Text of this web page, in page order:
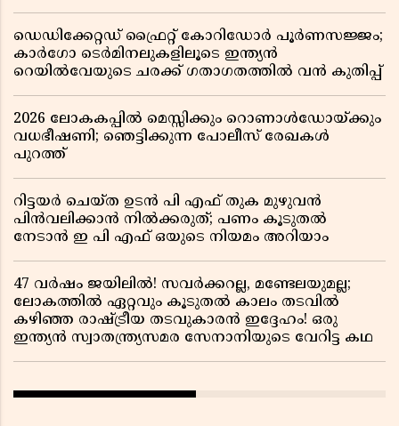
ഡെഡിക്കേറ്റഡ് ഫ്രൈറ്റ് കോറിഡോർ പൂർണസജ്ജം;
കാർഗോ ടെർമിനലുകളിലൂടെ ഇന്ത്യൻ
റെയിൽവേയുടെ ചരക്ക് ഗതാഗതത്തിൽ വൻ കുതിപ്പ്
2026 ലോകകപ്പിൽ മെസ്സിക്കും റൊണാൾഡോയ്ക്കും
വധഭീഷണി; ഞെട്ടിക്കുന്ന പോലീസ് രേഖകൾ
പുറത്ത്
റിട്ടയർ ചെയ്ത ഉടൻ പി എഫ് തുക മുഴുവൻ
പിൻവലിക്കാൻ നിൽക്കരുത്; പണം കൂടുതൽ
നേടാൻ ഇ പി എഫ് ഒയുടെ നിയമം അറിയാം
47 വർഷം ജയിലിൽ! സവർക്കറല്ല, മണ്ടേലയുമല്ല;
ലോകത്തിൽ ഏറ്റവും കൂടുതൽ കാലം തടവിൽ
കഴിഞ്ഞ രാഷ്ട്രീയ തടവുകാരൻ ഇദ്ദേഹം! ഒരു
ഇന്ത്യൻ സ്വാതന്ത്ര്യസമര സേനാനിയുടെ വേറിട്ട കഥ